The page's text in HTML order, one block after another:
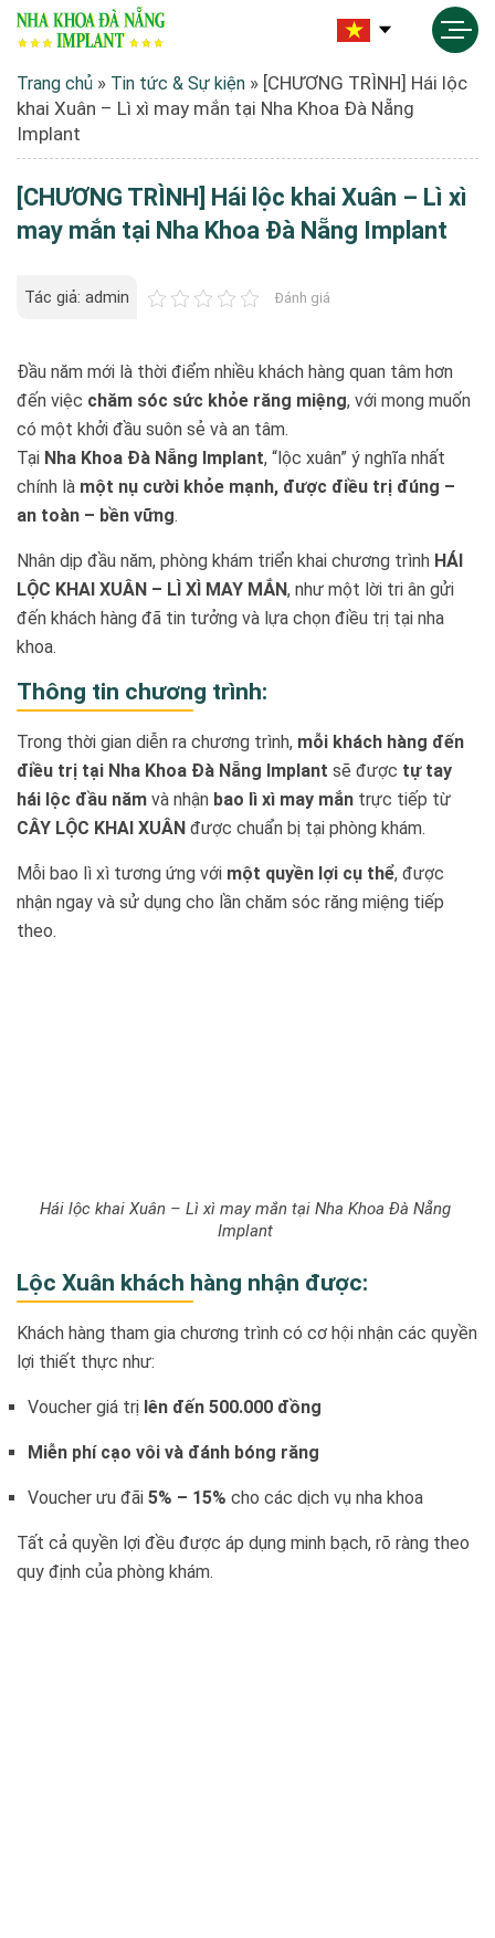
Trang chủ » Tin tức & Sự kiện » [CHƯƠNG TRÌNH] Hái lộc
khai Xuân – Lì xì may mắn tại Nha Khoa Đà Nẵng
Implant
[CHƯƠNG TRÌNH] Hái lộc khai Xuân – Lì xì
may mắn tại Nha Khoa Đà Nẵng Implant
Tác giả: admin Đánh giá
Đầu năm mới là thời điểm nhiều khách hàng quan tâm hơn
đến việc chăm sóc sức khỏe răng miệng, với mong muốn
có một khởi đầu suôn sẻ và an tâm.
Tại Nha Khoa Đà Nẵng Implant, “lộc xuân” ý nghĩa nhất
chính là một nụ cười khỏe mạnh, được điều trị đúng –
an toàn – bền vững.
Nhân dịp đầu năm, phòng khám triển khai chương trình HÁI
LỘC KHAI XUÂN – LÌ XÌ MAY MẮN, như một lời tri ân gửi
đến khách hàng đã tin tưởng và lựa chọn điều trị tại nha
khoa.
Thông tin chương trình:
Trong thời gian diễn ra chương trình, mỗi khách hàng đến
điều trị tại Nha Khoa Đà Nẵng Implant sẽ được tự tay
hái lộc đầu năm và nhận bao lì xì may mắn trực tiếp từ
CÂY LỘC KHAI XUÂN được chuẩn bị tại phòng khám.
Mỗi bao lì xì tương ứng với một quyền lợi cụ thể, được
nhận ngay và sử dụng cho lần chăm sóc răng miệng tiếp
theo.
Hái lộc khai Xuân – Lì xì may mắn tại Nha Khoa Đà Nẵng
Implant
Lộc Xuân khách hàng nhận được:
Khách hàng tham gia chương trình có cơ hội nhận các quyền
lợi thiết thực như:
Voucher giá trị lên đến 500.000 đồng
Miễn phí cạo vôi và đánh bóng răng
Voucher ưu đãi 5% – 15% cho các dịch vụ nha khoa
Tất cả quyền lợi đều được áp dụng minh bạch, rõ ràng theo
quy định của phòng khám.